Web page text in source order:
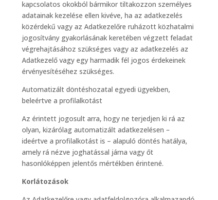
kapcsolatos okokból bármikor tiltakozzon személyes
adatainak kezelése ellen kivéve, ha az adatkezelés
közérdekű vagy az Adatkezelőre ruházott közhatalmi
jogosítvány gyakorlásának keretében végzett feladat
végrehajtásához szükséges vagy az adatkezelés az
Adatkezelő vagy egy harmadik fél jogos érdekeinek
érvényesítéséhez szükséges.
Automatizált döntéshozatal egyedi ügyekben,
beleértve a profilalkotást
Az érintett jogosult arra, hogy ne terjedjen ki rá az
olyan, kizárólag automatizált adatkezelésen –
ideértve a profilalkotást is – alapuló döntés hatálya,
amely rá nézve joghatással járna vagy őt
hasonlóképpen jelentős mértékben érintené.
Korlátozások